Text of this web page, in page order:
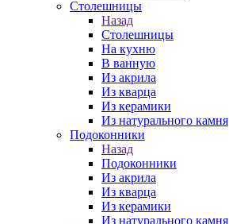
Столешницы
Назад
Столешницы
На кухню
В ванную
Из акрила
Из кварца
Из керамики
Из натурального камня
Подоконники
Назад
Подоконники
Из акрила
Из кварца
Из керамики
Из натурального камня